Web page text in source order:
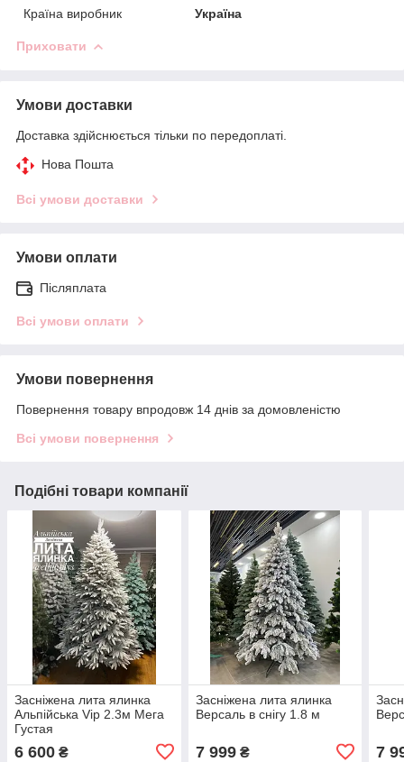
Країна виробник
Україна
Приховати
Умови доставки
Доставка здійснюється тільки по передоплаті.
Нова Пошта
Всі умови доставки
Умови оплати
Післяплата
Всі умови оплати
Умови повернення
Повернення товару впродовж 14 днів за домовленістю
Всі умови повернення
Подібні товари компанії
Засніжена лита ялинка
Альпійська Vip 2.3м Мега
Густая
6 600 ₴
Засніжена лита ялинка
Версаль в снігу 1.8 м
7 999₴ 7